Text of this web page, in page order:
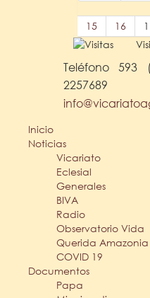
15
16
Teléfono 593
2257689
Inicio
Noticias
Vicariato
Eclesial
Generales
BIVA
Radio
Observatorio Vida
Querida Amazonia
COVID 19
Documentos
Papa